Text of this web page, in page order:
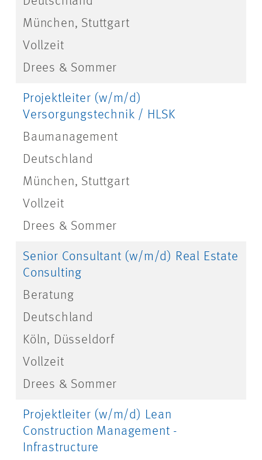
München, Stuttgart
Vollzeit
Drees & Sommer
Projektleiter (w/m/d)
Versorgungstechnik / HLSK
Baumanagement
Deutschland
München, Stuttgart
Vollzeit
Drees & Sommer
Senior Consultant (w/m/d) Real Estate
Consulting
Beratung
Deutschland
Köln, Düsseldorf
Vollzeit
Drees & Sommer
Projektleiter (w/m/d) Lean
Construction Management -
Infrastructure